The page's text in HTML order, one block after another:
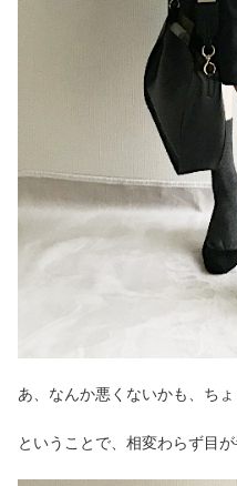
あ、なんか悪くないかも、ち
ということで、相変わらず目が